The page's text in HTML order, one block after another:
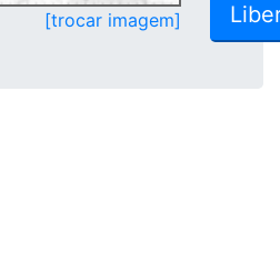
[trocar imagem]